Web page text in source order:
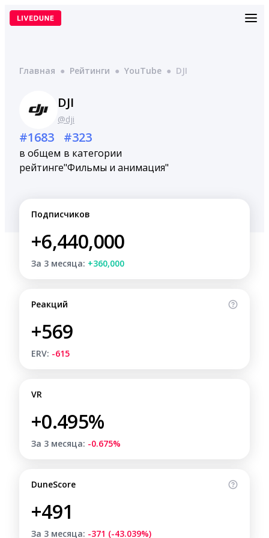
Перейти
Главная ● Рейтинги ● YouTube ● DJI
DJI
@dji
#1683
в общем
рейтинге
#323
в категории
"Фильмы и анимация"
Подписчиков
+6,440,000
За 3 месяца: +360,000
Реакций
+569
ERV: -615
VR
+0.495%
За 3 месяца: -0.675%
DuneScore
+491
За 3 месяца: -371 (-43.039%)